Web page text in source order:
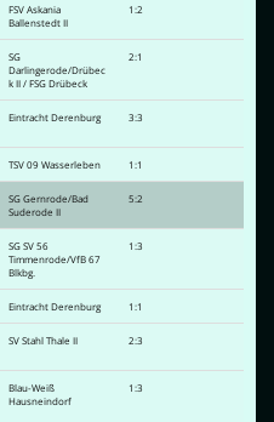
FSV Askania
Ballenstedt II
1:2
SG
Darlingerode/Drübec
k II / FSG Drübeck
2:1
Eintracht Derenburg 3:3
TSV 09 Wasserleben 1:1
SG Gernrode/Bad
Suderode II
5:2
SG SV 56
Timmenrode/VfB 67
Blkbg.
1:3
Eintracht Derenburg 1:1
SV Stahl Thale II 2:3
Blau-Weiß
Hausneindorf
1:3